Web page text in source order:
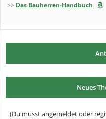
>> Das Bauherren-Handbuch
Neues
(Du musst angemeldet oder